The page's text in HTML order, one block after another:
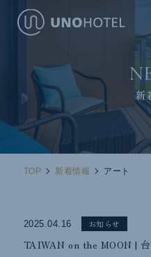
新
TOP 新着情報 アート
2025.04.16 お知らせ